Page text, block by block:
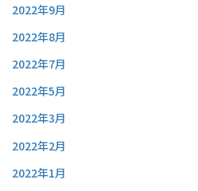
2022年9月
2022年8月
2022年7月
2022年5月
2022年3月
2022年2月
2022年1月